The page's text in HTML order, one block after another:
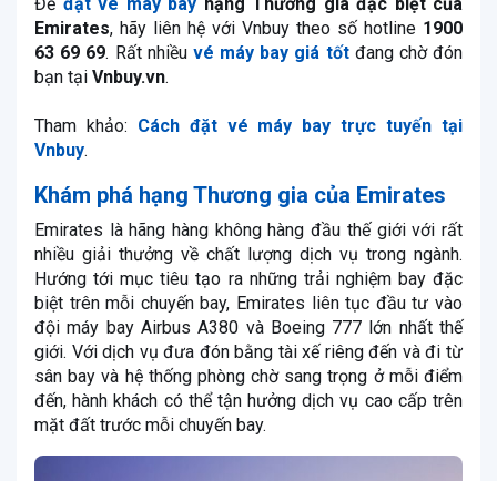
Emirates, hãy liên hệ với Vnbuy theo số hotline 1900
63 69 69. Rất nhiều vé máy bay giá tốtđang chờ đón
bạn tại Vnbuy.vn.
Tham khảo: Cách đặt vé máy bay trực tuyến tại
Vnbuy.
Khám phá hạng Thương gia của Emirates
Emirates là hãng hàng không hàng đầu thế giới với rất
nhiều giải thưởng về chất lượng dịch vụ trong ngành.
Hướng tới mục tiêu tạo ra những trải nghiệm bay đặc
biệt trên mỗi chuyến bay, Emirates liên tục đầu tư vào
đội máy bay Airbus A380 và Boeing 777 lớn nhất thế
giới. Với dịch vụ đưa đón bằng tài xế riêng đến và đi từ
sân bay và hệ thống phòng chờ sang trọng ở mỗi điểm
đến, hành khách có thể tận hưởng dịch vụ cao cấp trên
mặt đất trước mỗi chuyến bay.